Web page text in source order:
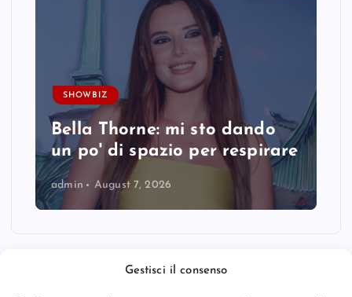
Gestisci il consenso
SHOWBIZ
Bella Thorne: mi sto dando
un po' di spazio per respirare
admin August 7, 2026